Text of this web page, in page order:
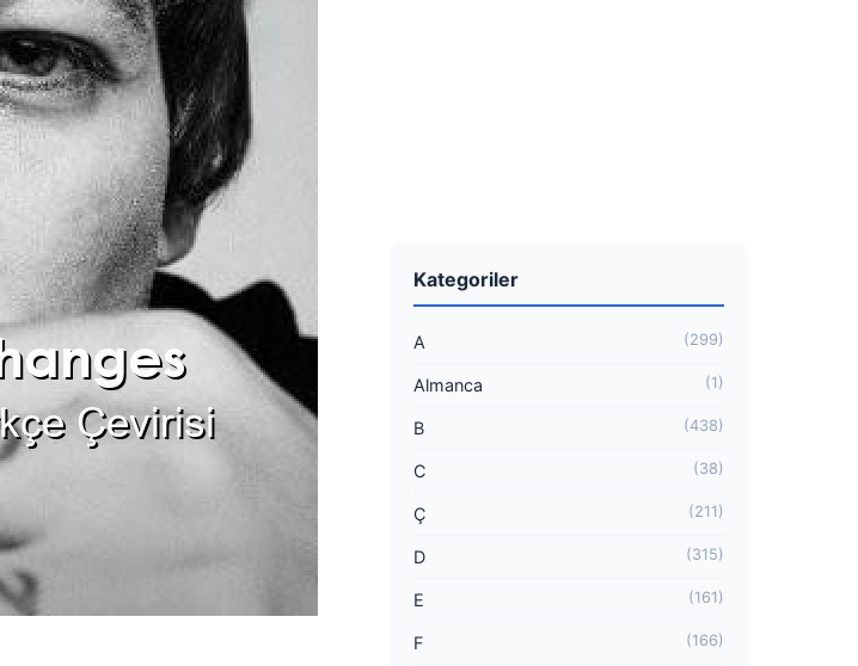
Kategoriler
A (299)
Almanca (1)
B (438)
C (38)
Ç (211)
D (315)
E (161)
F (166)